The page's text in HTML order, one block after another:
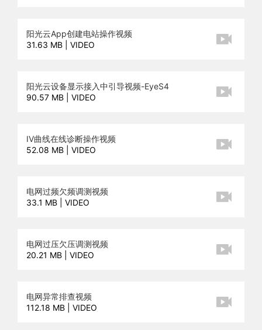
阳光云App创建电站操作视频
31.63 MB | VIDEO
阳光云设备显示接入中引导视频-EyeS4
90.57 MB | VIDEO
IV曲线在线诊断操作视频
52.08 MB | VIDEO
电网过频欠频调测视频
33.1 MB | VIDEO
电网过压欠压调测视频
20.21 MB | VIDEO
电网异常排查视频
112.18 MB | VIDEO